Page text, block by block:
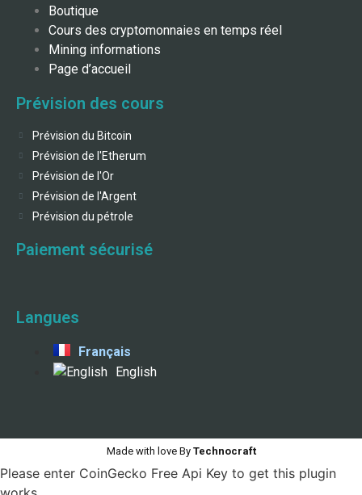
Boutique
Cours des cryptomonnaies en temps réel
Mining informations
Page d’accueil
Prévision des cours
Prévision du Bitcoin
Prévision de l'Etherum
Prévision de l'Or
Prévision de l'Argent
Prévision du pétrole
Paiement sécurisé
Langues
Français
English
Made with love ByTechnocraft
Please enter CoinGecko Free Api Key to get this plugin